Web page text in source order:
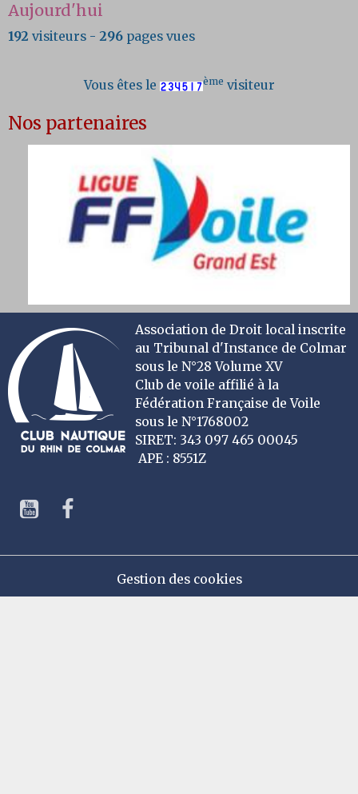
Aujourd'hui
192 visiteurs - 296 pages vues
Vous êtes le ème visiteur
Nos partenaires
Association de Droit local inscrite
au Tribunal d'Instance de Colmar
sous le N°28 Volume XV
Club de voile affilié à la
Fédération Française de Voile
sous le N°1768002
SIRET: 343 097 465 00045
APE : 8551Z
Gestion des cookies